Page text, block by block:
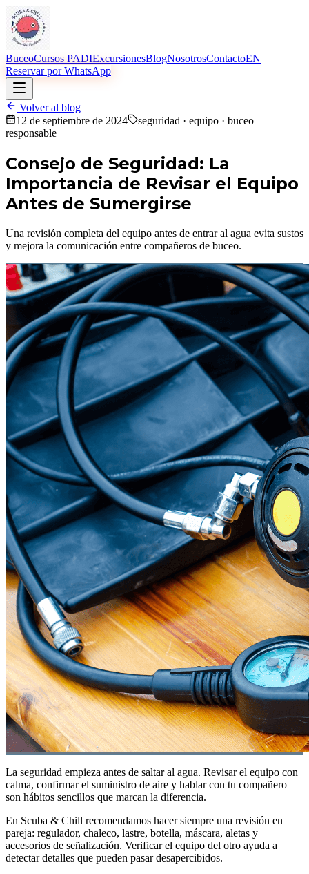
BuceoCursos PADIExcursionesBlogNosotrosContactoEN
Reservar por WhatsApp
Volver al blog
12 de septiembre de 2024
seguridad · equipo · buceo
responsable
Consejo de Seguridad: La
Importancia de Revisar el Equipo
Antes de Sumergirse
Una revisión completa del equipo antes de entrar al agua evita sustos
y mejora la comunicación entre compañeros de buceo.
La seguridad empieza antes de saltar al agua. Revisar el equipo con
calma, confirmar el suministro de aire y hablar con tu compañero
son hábitos sencillos que marcan la diferencia.
En Scuba & Chill recomendamos hacer siempre una revisión en
pareja: regulador, chaleco, lastre, botella, máscara, aletas y
accesorios de señalización. Verificar el equipo del otro ayuda a
detectar detalles que pueden pasar desapercibidos.